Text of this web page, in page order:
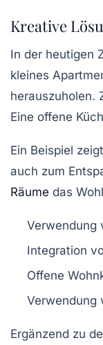
Kreative
In der heutigen
kleines
herauszuholen.
Eine offene
Ein Beispiel
auch zum
Räume das
Verwendung
Integration
Offene
Verwendung
Ergänzend zu